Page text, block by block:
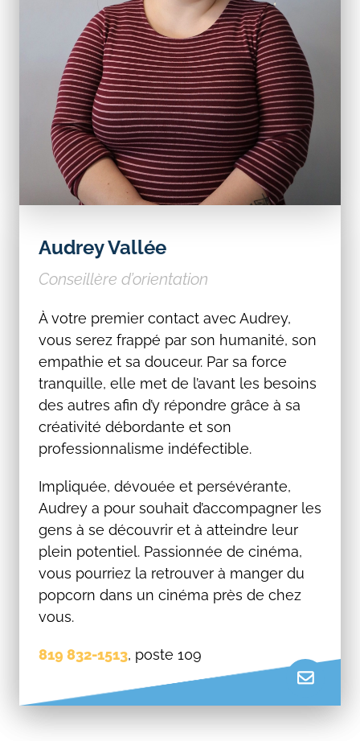
Audrey Vallée
Conseillère d’orientation
À votre premier contact avec Audrey,
vous serez frappé par son humanité, son
empathie et sa douceur. Par sa force
tranquille, elle met de l’avant les besoins
des autres afin d’y répondre grâce à sa
créativité débordante et son
professionnalisme indéfectible.
Impliquée, dévouée et persévérante,
Audrey a pour souhait d’accompagner les
gens à se découvrir et à atteindre leur
plein potentiel. Passionnée de cinéma,
vous pourriez la retrouver à manger du
popcorn dans un cinéma près de chez
vous.
819 832-1513, poste 109